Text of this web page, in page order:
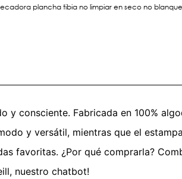
plancha tibia no limpiar en seco no
y consciente. Fabricada en 100%
y versátil, mientras que el
favoritas. ¿Por qué comprarla?
nuestro chatbot!